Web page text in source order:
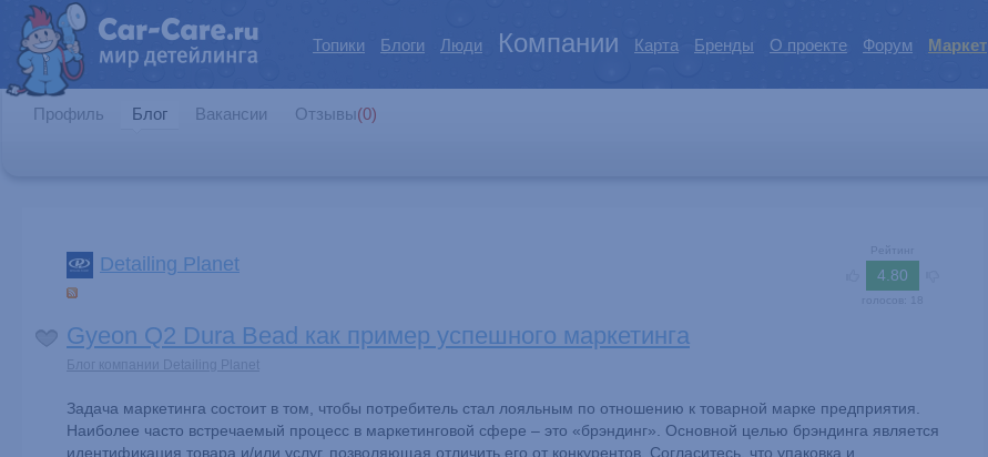
Топики Блоги Люди Компании Карта Бренды О проекте Форум Маркет
Профиль Блог Вакансии Отзывы(0)
Рейтинг
4.80
Detailing Planet
Gyeon Q2 Dura Bead как пример успешного маркетинга
Блог компании Detailing Planet
Задача маркетинга состоит в том, чтобы потребитель стал лояльным по отношению к товарной марке предприятия.
Наиболее часто встречаемый процесс в маркетинговой сфере – это «брэндинг». Основной целью брэндинга является
идентификация товара и/или услуг, позволяющая отличить его от конкурентов. Согласитесь, что упаковка и